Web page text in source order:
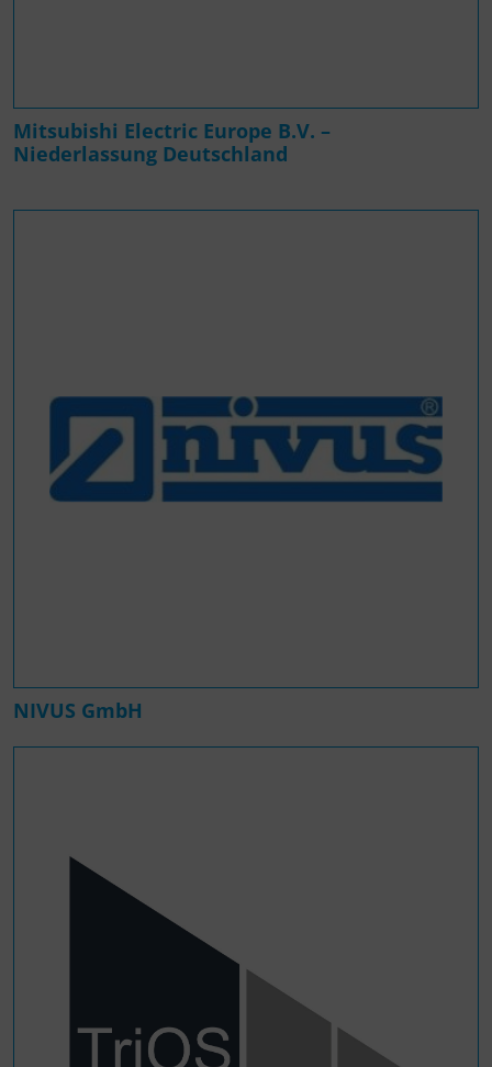
Mitsubishi Electric Europe B.V. –
Niederlassung Deutschland
NIVUS GmbH